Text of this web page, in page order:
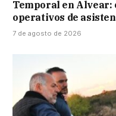
Temporal en
operativos de
7 de agosto de 2026